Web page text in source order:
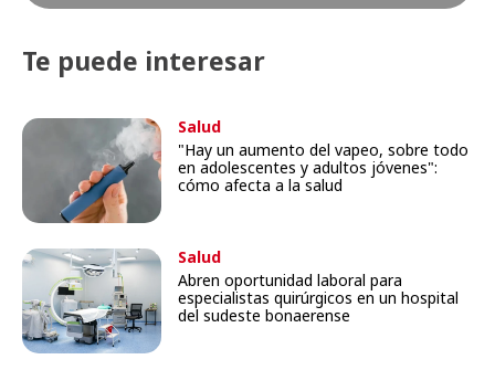
Te puede interesar
Salud
"Hay un aumento del vapeo, sobre todo
en adolescentes y adultos jóvenes":
cómo afecta a la salud
Salud
Abren oportunidad laboral para
especialistas quirúrgicos en un hospital
del sudeste bonaerense